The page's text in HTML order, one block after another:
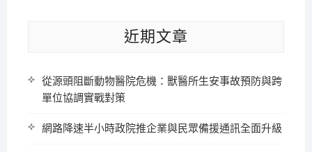
近期文章
從源頭阻斷動物醫院危機：獸醫所生安事故預防與跨
單位協調實戰對策
網路降速半小時政院推企業與民眾備援通訊全面升級